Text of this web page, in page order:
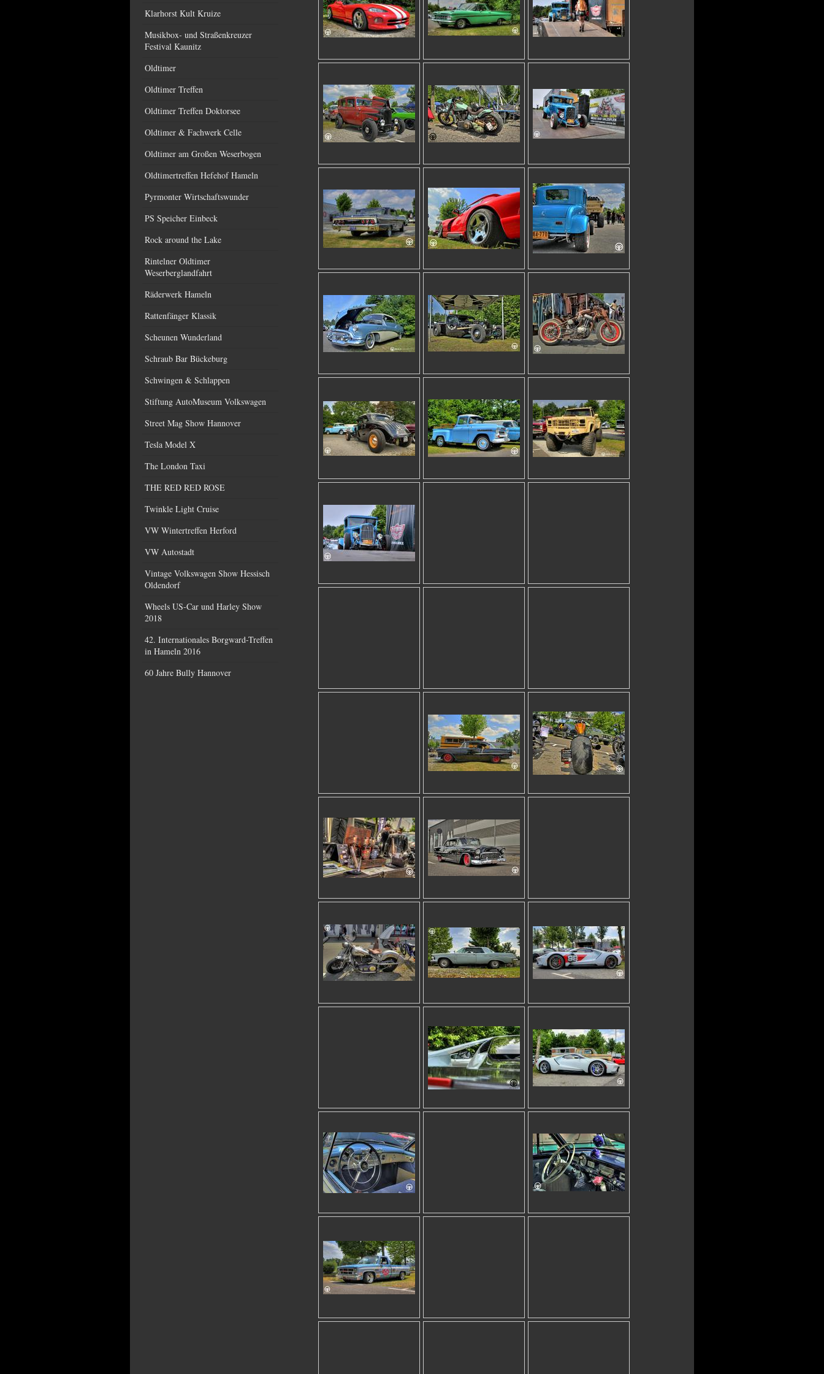
Klarhorst Kult Kruize
Musikbox- und Straßenkreuzer
Festival Kaunitz
Oldtimer
Oldtimer Treffen
Oldtimer Treffen Doktorsee
Oldtimer & Fachwerk Celle
Oldtimer am Großen Weserbogen
Oldtimertreffen Hefehof Hameln
Pyrmonter Wirtschaftswunder
PS Speicher Einbeck
Rock around the Lake
Rintelner Oldtimer
Weserberglandfahrt
Räderwerk Hameln
Rattenfänger Klassik
Scheunen Wunderland
Schraub Bar Bückeburg
Schwingen & Schlappen
Stiftung AutoMuseum Volkswagen
Street Mag Show Hannover
Tesla Model X
The London Taxi
THE RED RED ROSE
Twinkle Light Cruise
VW Wintertreffen Herford
VW Autostadt
Vintage Volkswagen Show Hessisch
Oldendorf
Wheels US-Car und Harley Show
2018
42. Internationales Borgward-Treffen
in Hameln 2016
60 Jahre Bully Hannover